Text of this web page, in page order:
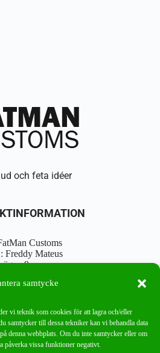
samtycke
vi teknik som cookies för att lagra och/eller
samtycker till dessa tekniker kan vi behandla data
denna webbplats. Om du inte samtycker eller om
påverka vissa funktioner negativt.
och feta idéer
Customs
Freddy Mateus
9
18:00